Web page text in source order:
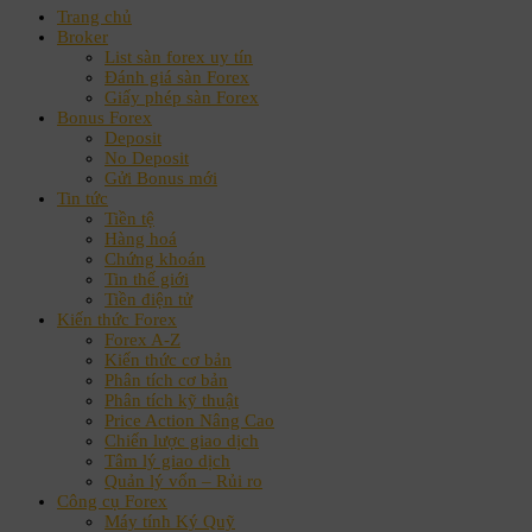
Trang chủ
Broker
List sàn forex uy tín
Đánh giá sàn Forex
Giấy phép sàn Forex
Bonus Forex
Deposit
No Deposit
Gửi Bonus mới
Tin tức
Tiền tệ
Hàng hoá
Chứng khoán
Tin thế giới
Tiền điện tử
Kiến thức Forex
Forex A-Z
Kiến thức cơ bản
Phân tích cơ bản
Phân tích kỹ thuật
Price Action Nâng Cao
Chiến lược giao dịch
Tâm lý giao dịch
Quản lý vốn – Rủi ro
Công cụ Forex
Máy tính Ký Quỹ